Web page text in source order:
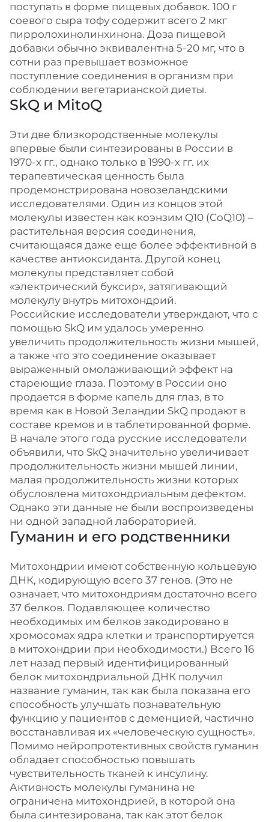
поступать в форме пищевых добавок. 100 г
соевого сыра тофу содержит всего 2 мкг
пирролохинолинхинона. Доза пищевой
добавки обычно эквивалентна 5-20 мг, что в
сотни раз превышает возможное
поступление соединения в организм при
соблюдении вегетарианской диеты.
SkQ и MitoQ
Эти две близкородственные молекулы
впервые были синтезированы в России в
1970-х гг., однако только в 1990-х гг. их
терапевтическая ценность была
продемонстрирована новозеландскими
исследователями. Один из концов этой
молекулы известен как коэнзим Q10 (CoQ10) –
растительная версия соединения,
считающаяся даже еще более эффективной в
качестве антиоксиданта. Другой конец
молекулы представляет собой
«электрический буксир», затягивающий
молекулу внутрь митохондрий.
Российские исследователи утверждают, что с
помощью SkQ им удалось умеренно
увеличить продолжительность жизни мышей,
а также что это соединение оказывает
выраженный омолаживающий эффект на
стареющие глаза. Поэтому в России оно
продается в форме капель для глаз, в то
время как в Новой Зеландии SkQ продают в
составе кремов и в таблетированной форме.
В начале этого года русские исследователи
объявили, что SkQ значительно увеличивает
продолжительность жизни мышей линии,
малая продолжительность жизни которых
обусловлена митохондриальным дефектом.
Однако эти данные не были воспроизведены
ни одной западной лабораторией.
Гуманин и его родственники
Митохондрии имеют собственную кольцевую
ДНК, кодирующую всего 37 генов. (Это не
означает, что митохондриям достаточно всего
37 белков. Подавляющее количество
необходимых им белков закодировано в
хромосомах ядра клетки и транспортируется
в митохондрии при необходимости.) Всего 16
лет назад первый идентифицированный
белок митохондриальной ДНК получил
название гуманин, так как была показана его
способность улучшать познавательную
функцию у пациентов с деменцией, частично
восстанавливая их «человеческую сущность».
Помимо нейропротективных свойств гуманин
обладает способностью повышать
чувствительность тканей к инсулину.
Активность молекулы гуманина не
ограничена митохондрией, в которой она
была синтезирована, так как этот белок